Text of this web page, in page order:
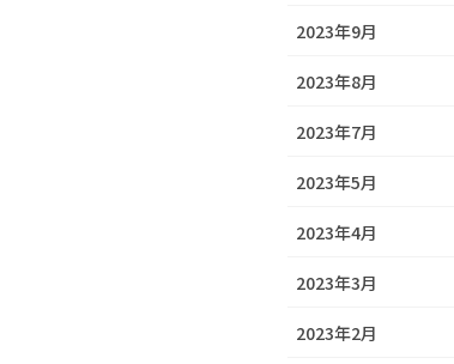
2023年9月
2023年8月
2023年7月
2023年5月
2023年4月
2023年3月
2023年2月